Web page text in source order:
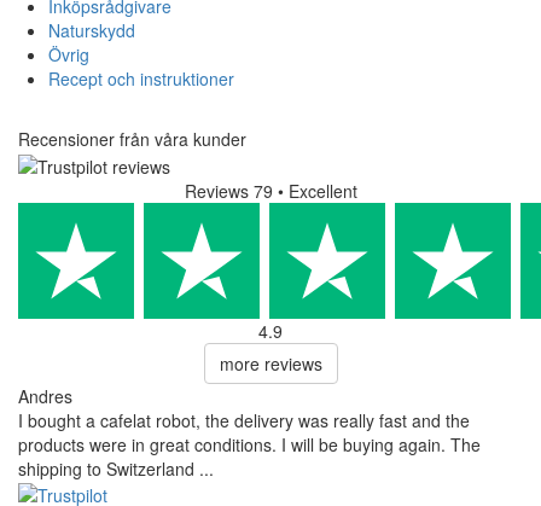
Inköpsrådgivare
Naturskydd
Övrig
Recept och instruktioner
Recensioner från våra kunder
Reviews 79 • Excellent
4.9
more reviews
Andres
I bought a cafelat robot, the delivery was really fast and the
products were in great conditions. I will be buying again. The
shipping to Switzerland ...